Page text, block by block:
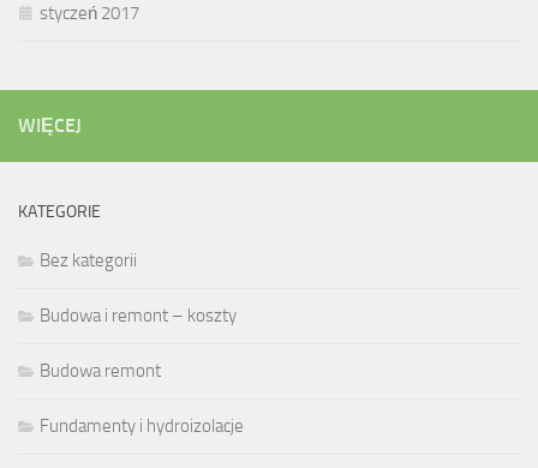
styczeń 2017
WIĘCEJ
KATEGORIE
Bez kategorii
Budowa i remont – koszty
Budowa remont
Fundamenty i hydroizolacje